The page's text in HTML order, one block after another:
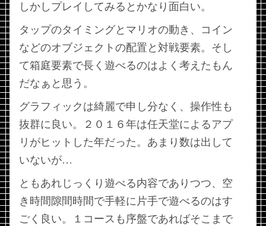
しかしプレイしてみるとかなり面白い。
タップのタイミングとマリオの動き、コイン
などのオブジェクトの配置と対戦要素。そし
て箱庭要素で長く遊べるのはよく考えたもん
だなぁと思う。
グラフィックは綺麗で申し分なく、操作性も
抜群に良い。２０１６年は任天堂によるアプ
リがヒットした年だった。あまり数は出して
いないが…
ともあれじっくり遊べる内容でありつつ、空
き時間隙間時間で手軽に片手で遊べるのはす
ごく良い。１コースも序盤であればそこまで